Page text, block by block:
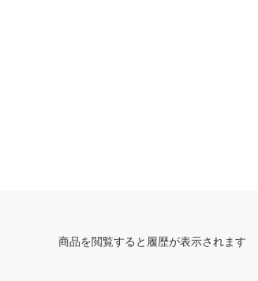
商品を閲覧すると履歴が表示されます